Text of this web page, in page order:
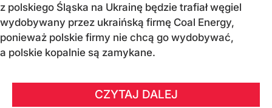
z polskiego Śląska na Ukrainę będzie trafiał węgiel
wydobywany przez ukraińską firmę Coal Energy,
ponieważ polskie firmy nie chcą go wydobywać,
a polskie kopalnie są zamykane.
CZYTAJ DALEJ